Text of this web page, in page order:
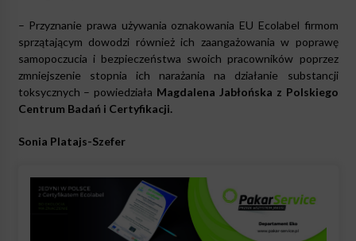
– Przyznanie prawa używania oznakowania EU Ecolabel firmom
sprzątającym dowodzi również ich zaangażowania w poprawę
samopoczucia i bezpieczeństwa swoich pracowników poprzez
zmniejszenie stopnia ich narażania na działanie substancji
toksycznych – powiedziała Magdalena Jabłońska z Polskiego
Centrum Badań i Certyfikacji.
Sonia Platajs-Szefer